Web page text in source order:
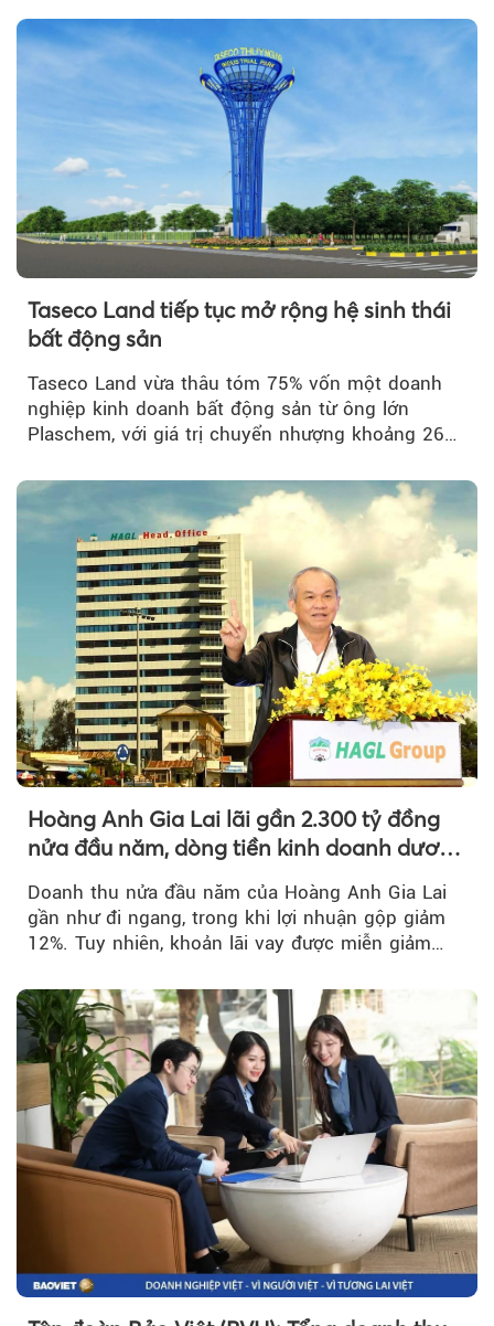
Taseco Land tiếp tục mở rộng hệ sinh thái
bất động sản
Taseco Land vừa thâu tóm 75% vốn một doanh
nghiệp kinh doanh bất động sản từ ông lớn
Plaschem, với giá trị chuyển nhượng khoảng 262
Hoàng Anh Gia Lai lãi gần 2.300 tỷ đồng
nửa đầu năm, dòng tiền kinh doanh dương
Doanh thu nửa đầu năm của Hoàng Anh Gia Lai
gần như đi ngang, trong khi lợi nhuận gộp giảm
12%. Tuy nhiên, khoản lãi vay được miễn giảm